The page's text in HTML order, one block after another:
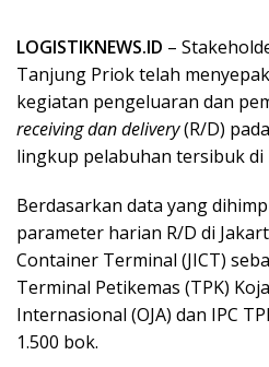
LOGISTIKNEWS.ID –
Tanjung Priok telah
kegiatan pengeluaran dan
receiving dan delivery(R/D)
lingkup pelabuhan tersibuk di
Berdasarkan data yang
parameter harian R/D di
Container Terminal (JICT)
Terminal Petikemas (TPK)
Internasional (OJA) dan IPC
1.500 bok.